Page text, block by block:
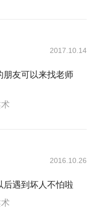
2017.10.14
朋友可以来找老师
2016.10.26
后遇到坏人不怕啦